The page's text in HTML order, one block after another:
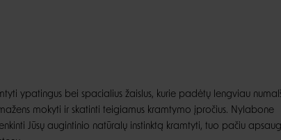
ypatingus bei spacialius žaislus, kurie padėtų lengviau
mokyti ir skatinti teigiamus kramtymo įpročius. Nylabone
Jūsų augintinio natūralų instinktą kramtyti, tuo pačiu